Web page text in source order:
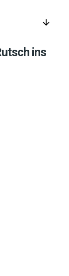
arrow_downward
ins